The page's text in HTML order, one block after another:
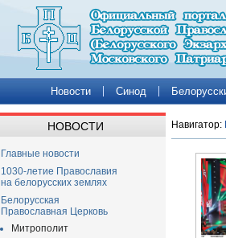
Новости Синод
НОВОСТИ
Главные новости
1030-летие Православия
на белорусских землях
Белорусская
Православная Церковь
Митрополит
Навигатор: